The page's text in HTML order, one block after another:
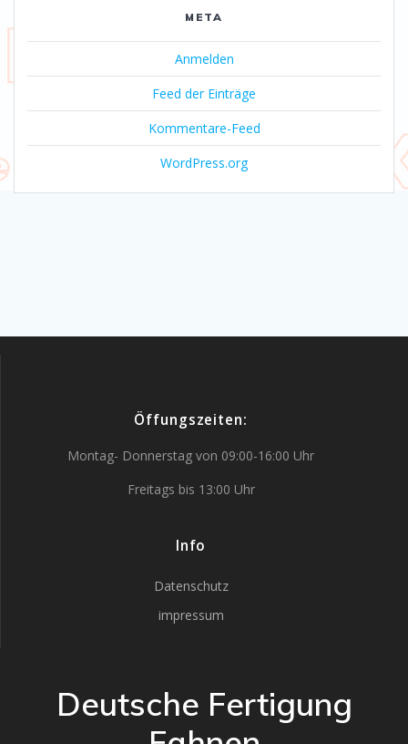
META
Anmelden
Feed der Einträge
Kommentare-Feed
WordPress.org
Öffungszeiten:
Montag- Donnerstag von 09:00-16:00 Uhr
Freitags bis 13:00 Uhr
Info
Datenschutz
impressum
Deutsche Fertigung